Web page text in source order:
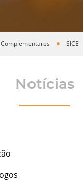
aqui SICE
Notícias